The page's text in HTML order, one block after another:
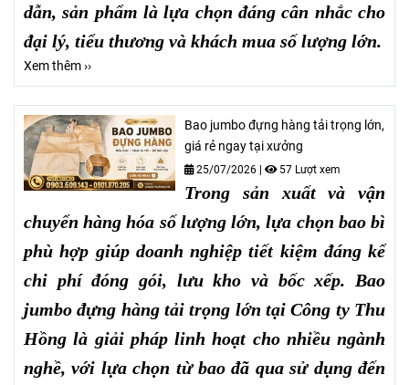
dẫn, sản phẩm là lựa chọn đáng cân nhắc cho
đại lý, tiểu thương và khách mua số lượng lớn.
Xem thêm ››
Bao jumbo đựng hàng tải trọng lớn,
giá rẻ ngay tại xưởng
25/07/2026 | 57 Lượt xem
Trong sản xuất và vận
chuyển hàng hóa số lượng lớn, lựa chọn bao bì
phù hợp giúp doanh nghiệp tiết kiệm đáng kể
chi phí đóng gói, lưu kho và bốc xếp. Bao
jumbo đựng hàng tải trọng lớn tại Công ty Thu
Hồng là giải pháp linh hoạt cho nhiều ngành
nghề, với lựa chọn từ bao đã qua sử dụng đến